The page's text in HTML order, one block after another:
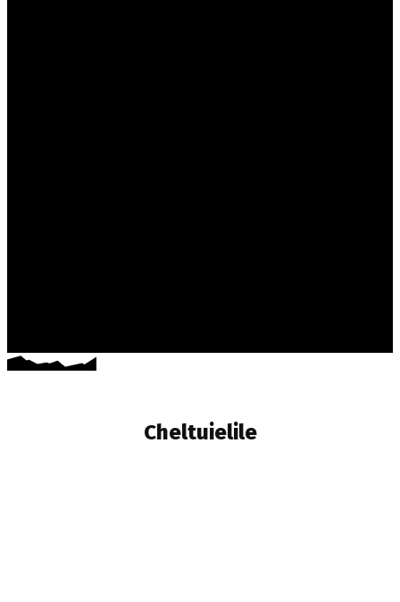
Cheltuielile